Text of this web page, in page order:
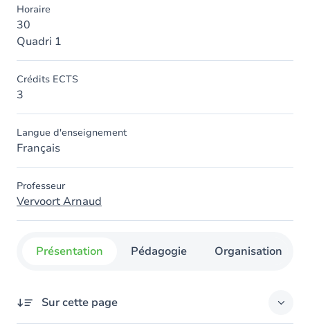
Horaire
30
Quadri 1
Crédits ECTS
3
Langue d'enseignement
Français
Professeur
Vervoort Arnaud
Présentation Pédagogie Organisation
Sur cette page